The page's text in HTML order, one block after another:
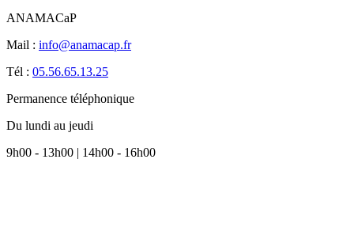
ANAMACaP
Mail : info@anamacap.fr
Tél : 05.56.65.13.25
Permanence téléphonique
Du lundi au jeudi
9h00 - 13h00 | 14h00 - 16h00